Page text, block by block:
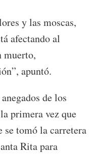
y las moscas,
afectando al
muerto,
apuntó.
de los
primera vez que
se tomó la carretera
Rita para